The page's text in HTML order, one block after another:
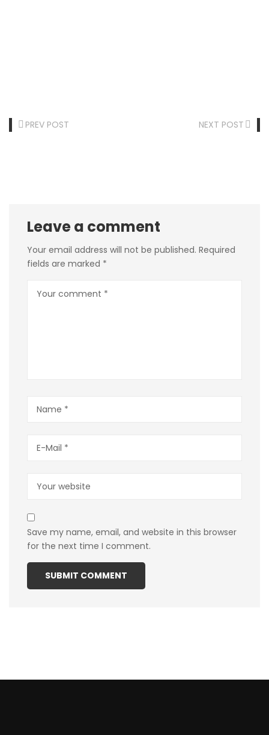
PREV POST NEXT POST
Leave a comment
Your email address will not be published. Required
fields are marked *
Save my name, email, and website in this browser
for the next time I comment.